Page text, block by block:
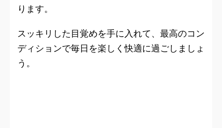
ります。
スッキリした目覚めを手に入れて、最高のコン
ディションで毎日を楽しく快適に過ごしましょ
う。